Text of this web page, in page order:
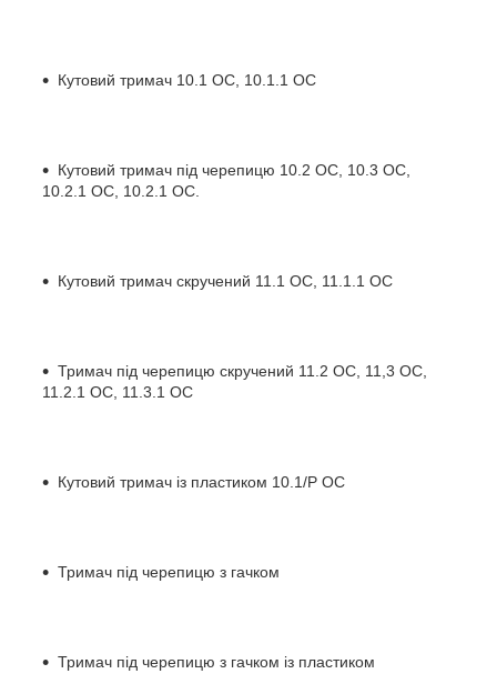
Кутовий тримач 10.1 OC, 10.1.1 OC
Кутовий тримач під черепицю 10.2 OC, 10.3 OC,
10.2.1 OC, 10.2.1 OC.
Кутовий тримач скручений 11.1 OC, 11.1.1 OC
Тримач під черепицю скручений 11.2 OC, 11,3 OC,
11.2.1 OC, 11.3.1 OC
Кутовий тримач із пластиком 10.1/P OC
Тримач під черепицю з гачком
Тримач під черепицю з гачком із пластиком